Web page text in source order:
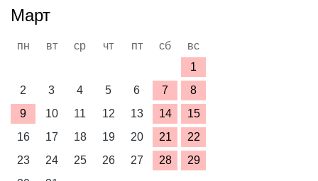
Март
пн вт ср чт пт сб
вс
1
2
3 4 5 6 7
8
9
10 11 12 13 14
15
16
17 18 19 20 21
22
23
24 25 26 27 28
29